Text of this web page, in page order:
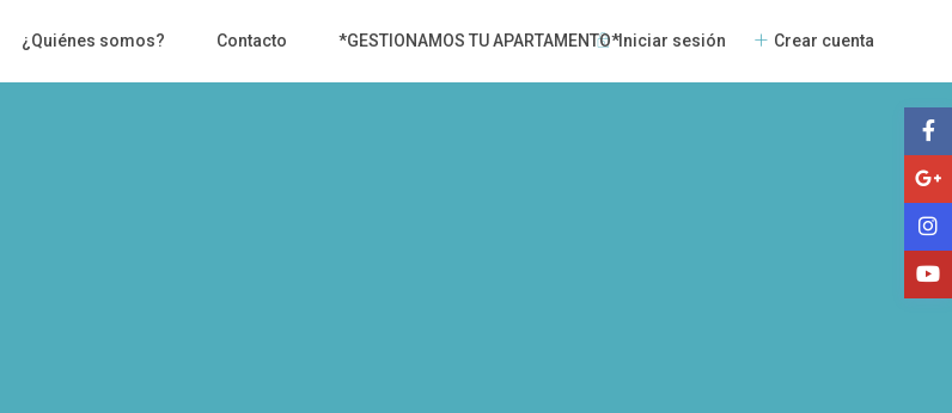
Iniciar sesión Crear cuenta
¿Quiénes somos? Contacto *GESTIONAMOS TU APARTAMENTO*